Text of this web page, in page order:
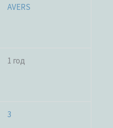
AVERS
1 год
3